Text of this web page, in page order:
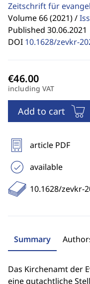
Zeitschrift für
Volume 66 (2021) /
Published 30.06.2021
DOI 10.1628/zevkr-
including VAT
Add to cart
article PDF
available
10.1628/zevkr-
Summary
Das Kirchenamt der
eine gutachtliche